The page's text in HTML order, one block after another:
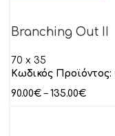
Branching Out II
70 x 35
Κωδικός Προϊόντος:
90.00€ – 135.00€